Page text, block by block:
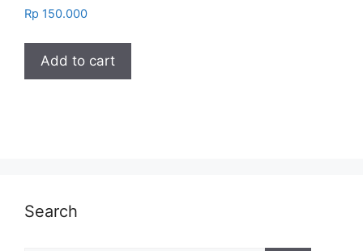
Rp 150.000
Add to cart
Search